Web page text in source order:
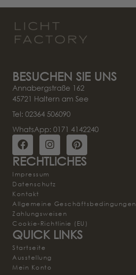
BESUCHEN SIE UNS
Annabergstraße 162
45721 Haltern am See
Tel: 02364 506090
WhatsApp: 0171 4142240
RECHTLICHES
Impressum
Datenschutz
Kontakt
Allgemeine Geschäftsbedingungen
Zahlungsweisen
Cookie-Richtlinie (EU)
QUICK LINKS
Startseite
Ausstellung
Mein Konto